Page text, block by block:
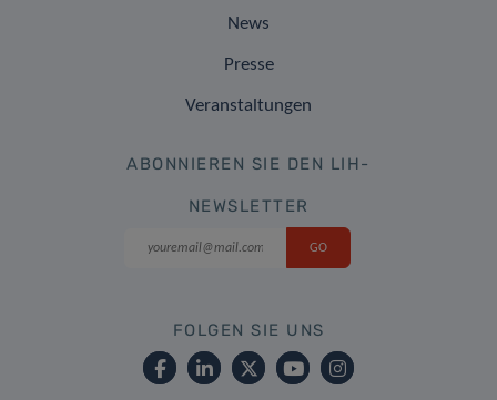
News
Presse
Veranstaltungen
ABONNIEREN SIE DEN LIH-
NEWSLETTER
FOLGEN SIE UNS